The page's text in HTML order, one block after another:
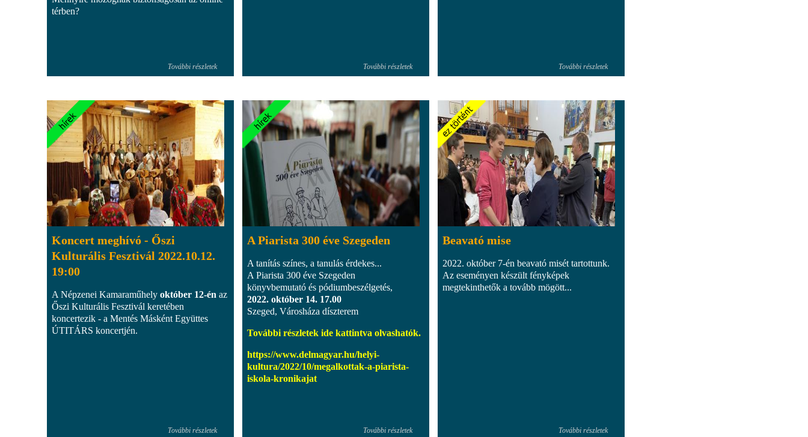
térben?
További részletek További részletek További részletek
Koncert meghívó - Őszi
Kulturális Fesztivál 2022.10.12.
19:00
A Népzenei Kamaraműhely október 12-én az
Őszi Kulturális Fesztivál keretében
koncertezik - a Mentés Másként Együttes
ÚTITÁRS koncertjén.
További részletek
A Piarista 300 éve Szegeden
A tanítás színes, a tanulás érdekes...
A Piarista 300 éve Szegeden
könyvbemutató és pódiumbeszélgetés,
2022. október 14. 17.00
Szeged, Városháza díszterem
További részletek ide kattintva olvashatók.
https://www.delmagyar.hu/helyi-
kultura/2022/10/megalkottak-a-piarista-
iskola-kronikajat
További részletek
Beavató mise
2022. október 7-én beavató misét tartottunk.
Az eseményen készült fényképek
megtekinthetők a tovább mögött...
További részletek